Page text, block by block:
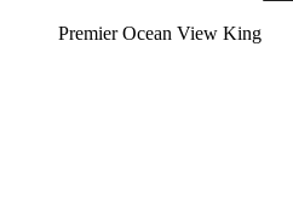
Premier Ocean View King